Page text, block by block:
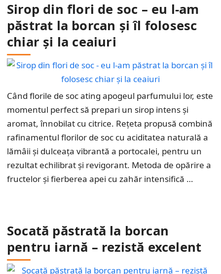
Sirop din flori de soc – eu l-am
păstrat la borcan și îl folosesc
chiar și la ceaiuri
Când florile de soc ating apogeul parfumului lor, este
momentul perfect să prepari un sirop intens și
aromat, înnobilat cu citrice. Rețeta propusă combină
rafinamentul florilor de soc cu aciditatea naturală a
lămâii și dulceața vibrantă a portocalei, pentru un
rezultat echilibrat și revigorant. Metoda de opărire a
fructelor și fierberea apei cu zahăr intensifică …
Socată păstrată la borcan
pentru iarnă – rezistă excelent